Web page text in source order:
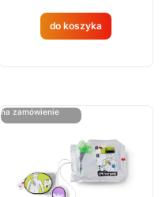
do koszyka
Produkt
na
zamówien
na zamówienie
ostatnie sztuki